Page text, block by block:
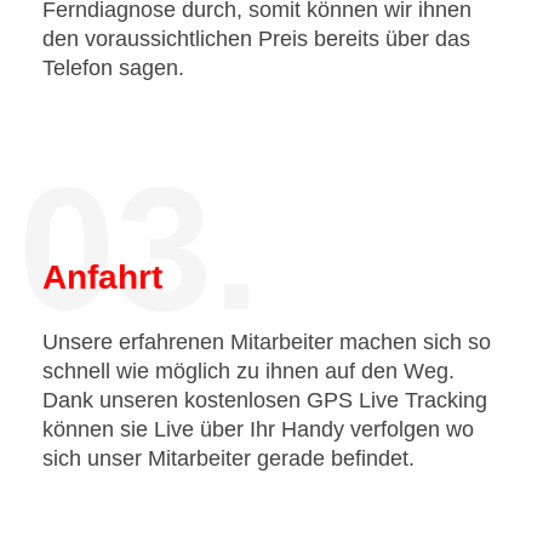
Ferndiagnose durch, somit können wir ihnen
den voraussichtlichen Preis bereits über das
Telefon sagen.
03.
Anfahrt
Unsere erfahrenen Mitarbeiter machen sich so
schnell wie möglich zu ihnen auf den Weg.
Dank unseren kostenlosen GPS Live Tracking
können sie Live über Ihr Handy verfolgen wo
sich unser Mitarbeiter gerade befindet.